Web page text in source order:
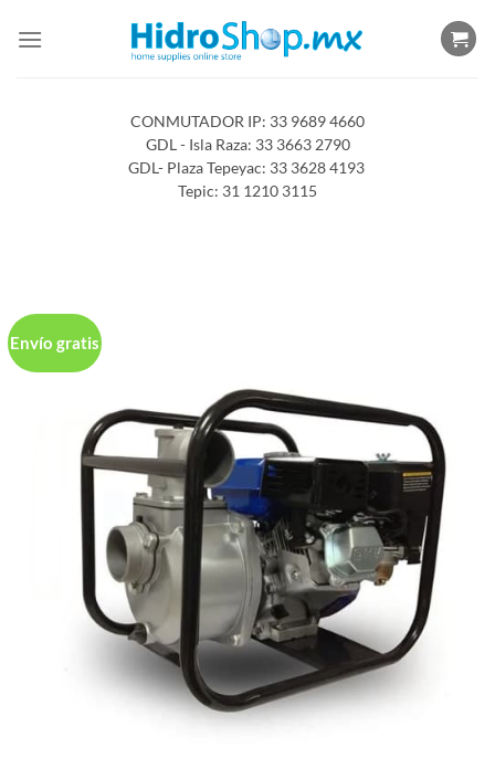
CONMUTADOR IP: 33 9689 4660
GDL - Isla Raza: 33 3663 2790
GDL- Plaza Tepeyac: 33 3628 4193
Tepic: 31 1210 3115
Envío gratis